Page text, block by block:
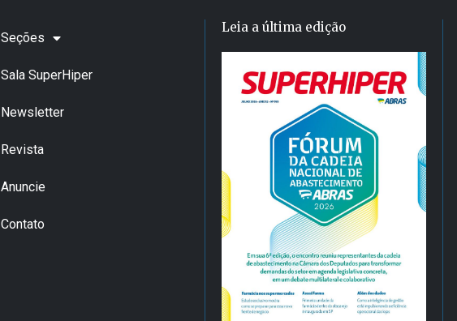
Seções
Sala SuperHiper
Newsletter
Revista
Anuncie
Contato
Leia a última edição